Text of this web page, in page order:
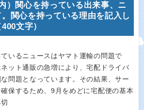
）関心を持っている出来事、ニ
関心を持っている理由を記入し
文字）
いるニュースはヤマト運輸の問題で
ット通販の急増により、宅配ドライバ
問題となっています。その結果、サー
保するため、9月をめどに宅配便の基本